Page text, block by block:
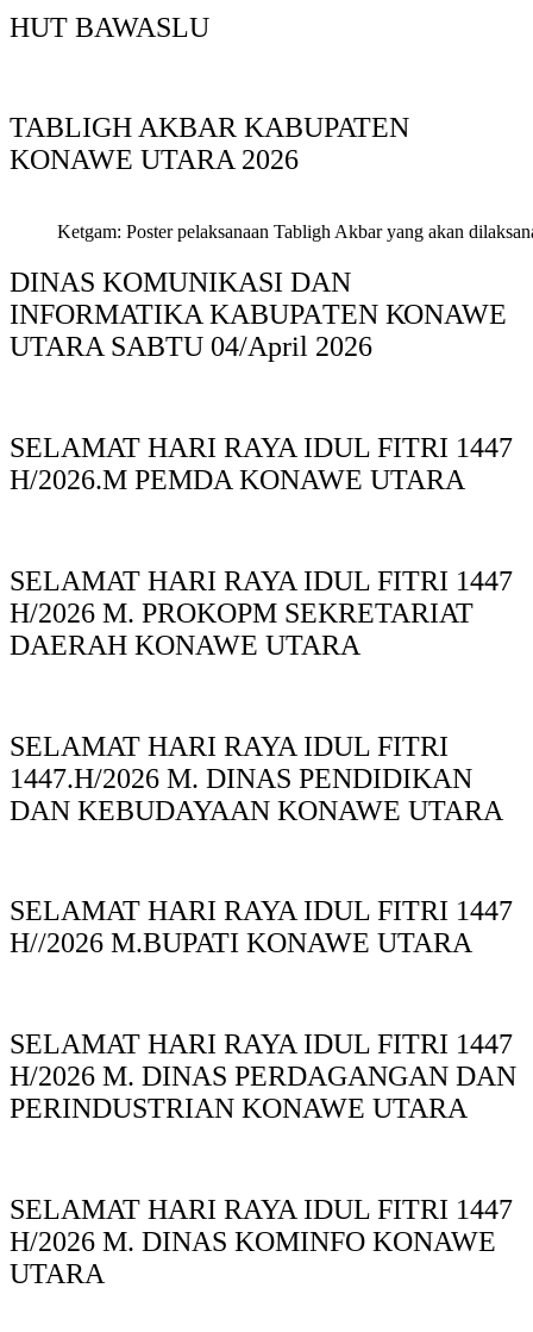
HUT BAWASLU
TABLIGH AKBAR KABUPATEN
KONAWE UTARA 2026
Ketgam: Poster pelaksanaan Tabligh Akbar yang akan
DINAS KOMUNIKASI DAN
INFORMATIKA KABUPAΤΕΝ ΚΟNAWE
UTARA SABTU 04/April 2026
SELAMAT HARI RAYA IDUL FITRI 1447
H/2026.M PEMDA KONAWE UTARA
SELAMAT HARI RAYA IDUL FITRI 1447
H/2026 M. PROKOPM SEKRETARIAT
DAERAH KONAWE UTARA
SELAMAT HARI RAYA IDUL FITRI
1447.H/2026 M. DINAS PENDIDIKAN
DAN KEBUDAYAAN KONAWE UTARA
SELAMAT HARI RAYA IDUL FITRI 1447
H//2026 M.BUPATI KONAWE UTARA
SELAMAT HARI RAYA IDUL FITRI 1447
H/2026 M. DINAS PERDAGANGAN DAN
PERINDUSTRIAN KONAWE UTARA
SELAMAT HARI RAYA IDUL FITRI 1447
H/2026 M. DINAS KOMINFO KONAWE
UTARA